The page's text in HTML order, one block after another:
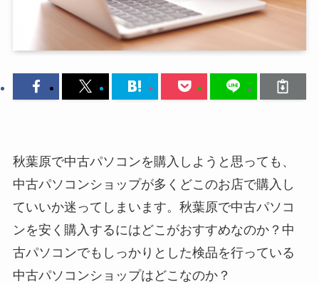
秋葉原で中古パソコンを購入しようと思っても、
中古パソコンショップが多くどこのお店で購入し
ていいか迷ってしまいます。秋葉原で中古パソコ
ンを安く購入するにはどこがおすすめなのか？中
古パソコンでもしっかりとした検品を行っている
中古パソコンショップはどこなのか？